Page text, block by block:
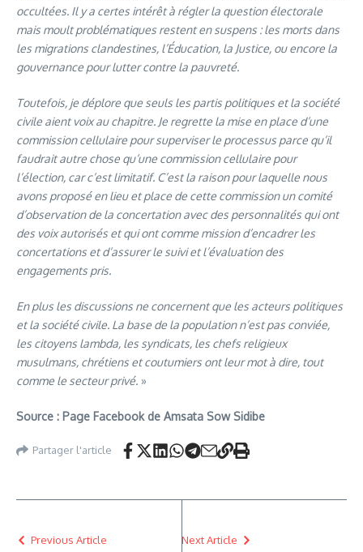
occultées. Il y a certes intérêt à régler la question électorale
mais moult problématiques restent en suspens : les morts dans
les migrations clandestines, l’Éducation, la Justice, ou encore la
gouvernance pour lutter contre la pauvreté.
Toutefois, je déplore que seuls les partis politiques et la société
civile aient voix au chapitre. Je regrette la mise en place d’une
commission cellulaire pour superviser le processus parce qu’il
faudrait autre chose qu’une commission cellulaire pour
l’élection, car c’est limitatif. C’est la raison pour laquelle nous
avons proposé en lieu et place de cette commission un comité
d’observation de la concertation avec des personnalités qui ont
des voix autorisés et qui ont comme mission d’encadrer les
concertations et d’assurer le suivi et l’évaluation des
engagements pris.
En plus les discussions ne concernent que les acteurs politiques
et la société civile. La base de la population n’est pas conviée,
les citoyens lambda, les syndicats, les chefs religieux
musulmans, chrétiens et coutumiers ont leur mot à dire, tout
comme le secteur privé. »
Source : Page Facebook de Amsata Sow Sidibe
Partager l'article
Previous Article Next Article